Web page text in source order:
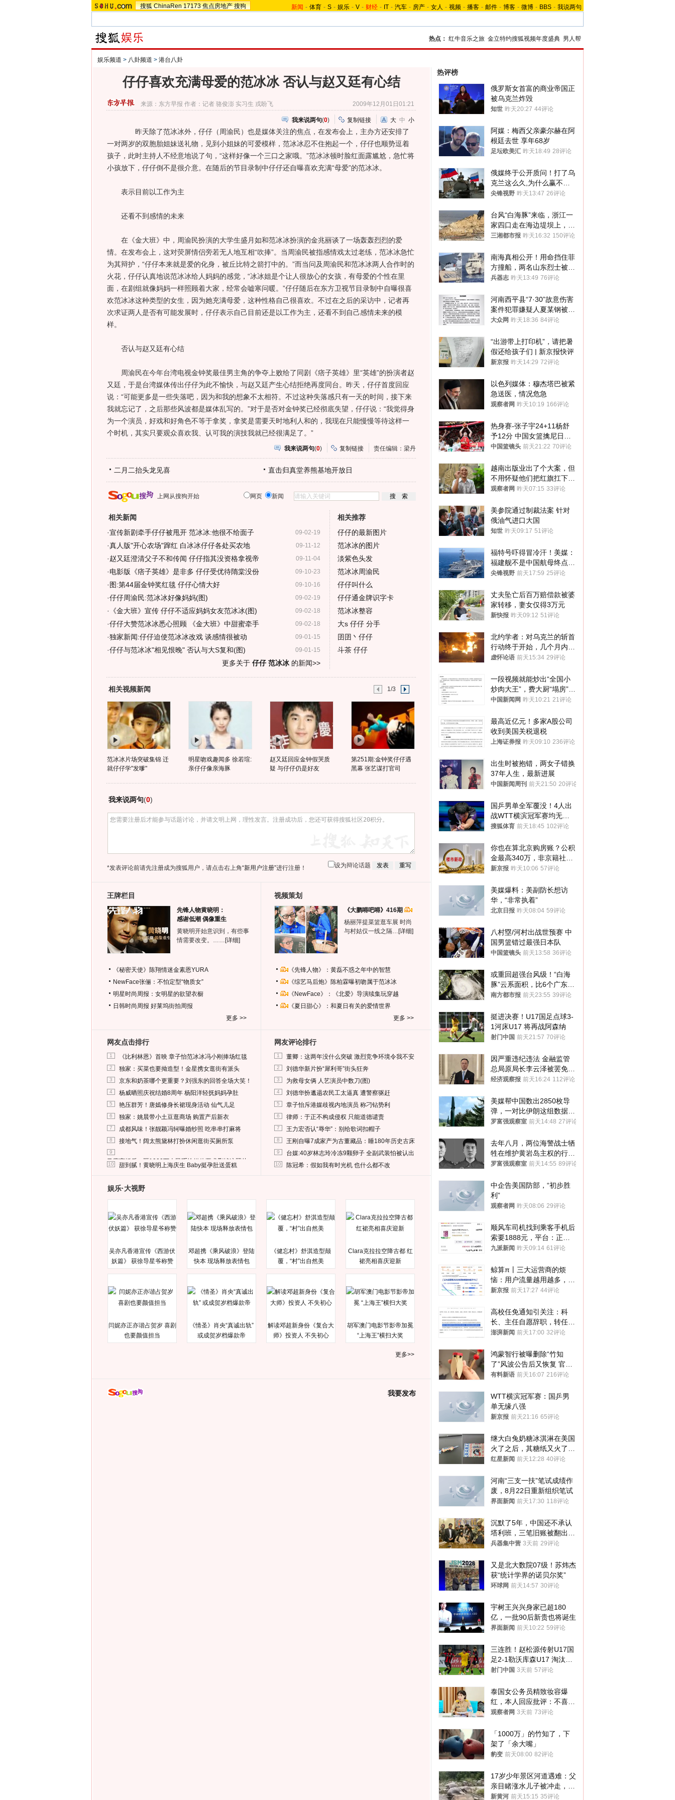
搜狐 ChinaRen 17173 焦点房地产 搜狗 新闻 - 体育 - S - 娱乐 - V - 财经 - IT - 汽车 - 房产 - 女人 - 视频 - 播客 - 邮件 - 博客 - 微博 - BBS - 我说两句
热点： 红牛音乐之旅 金立特约搜狐视频年度盛典 男人帮
娱乐频道 > 八卦频道 > 港台八卦
仔仔喜欢充满母爱的范冰冰 否认与赵又廷有心结
来源： 东方早报 作者：记者 骆俊澎 实习生 戎盼飞 2009年12月01日01:21
我来说两句(0) 复制链接 大 中 小
昨天除了范冰冰外，仔仔（周渝民）也是媒体关注的焦点，在发布会上，主办方还安排了
一对两岁的双胞胎姐妹送礼物，见到小姐妹的可爱模样，范冰冰忍不住抱起一个，仔仔也顺势逗着
孩子，此时主持人不经意地说了句，“这样好像一个三口之家哦。”范冰冰顿时脸红面露尴尬，急忙将
小孩放下，仔仔倒不是很介意。在随后的节目录制中仔仔还自曝喜欢充满“母爱”的范冰冰。
表示目前以工作为主
还看不到感情的未来
在《金大班》中，周渝民扮演的大学生盛月如和范冰冰扮演的金兆丽谈了一场轰轰烈烈的爱
情。在发布会上，这对荧屏情侣旁若无人地互相“吹捧”。当周渝民被指感情戏太过老练，范冰冰急忙
为其辩护，“仔仔本来就是爱的化身，被丘比特之箭打中的。”而当问及周渝民和范冰冰两人合作时的
火花，仔仔认真地说范冰冰给人妈妈的感觉，“冰冰姐是个让人很放心的女孩，有母爱的个性在里
面，在剧组就像妈妈一样照顾着大家，经常会嘘寒问暖。”仔仔随后在东方卫视节目录制中自曝很喜
欢范冰冰这种类型的女生，因为她充满母爱，这种性格自己很喜欢。不过在之后的采访中，记者再
次求证两人是否有可能发展时，仔仔表示自己目前还是以工作为主，还看不到自己感情未来的模
样。
否认与赵又廷有心结
周渝民在今年台湾电视金钟奖最佳男主角的争夺上败给了同剧《痞子英雄》里“英雄”的扮演者赵
又廷，于是台湾媒体传出仔仔为此不愉快，与赵又廷产生心结拒绝再度同台。昨天，仔仔首度回应
说：“可能更多是一些失落吧，因为和我的想象不太相符。不过这种失落感只有一天的时间，接下来
我就忘记了，之后那些风波都是媒体乱写的。”对于是否对金钟奖已经彻底失望，仔仔说：“我觉得身
为一个演员，好戏和好角色不等于拿奖，拿奖是需要天时地利人和的，我现在只能慢慢等待这样一
个时机，其实只要观众喜欢我、认可我的演技我就已经很满足了。”
我来说两句(0) 复制链接 责任编辑：梁丹
二月二抬头龙见喜 直击归真堂养熊基地开放日
上网从搜狗开始 网页 新闻
相关新闻
09-02-19
·宣传新剧牵手仔仔被甩开 范冰冰:他很不给面子
09-11-12
·真人版"开心农场"蹿红 白冰冰仔仔各处买农地
09-11-04
·赵又廷澄清父子不和传闻 仔仔指其没资格拿视帝
09-10-23
·电影版《痞子英雄》是非多 仔仔受优待隋棠没份
09-10-16
· 图:第44届金钟奖红毯 仔仔心情大好
09-02-19
·仔仔周渝民:范冰冰好像妈妈(图)
09-02-18
· 《金大班》宣传 仔仔不适应妈妈女友范冰冰(图)
09-02-18
·仔仔大赞范冰冰悉心照顾 《金大班》中甜蜜牵手
09-01-15
·独家新闻:仔仔迫使范冰冰改戏 谈感情很被动
09-01-15
·仔仔与范冰冰"相见恨晚" 否认与大S复和(图)
更多关于 仔仔 范冰冰的新闻>>
相关推荐
仔仔的最新图片
范冰冰的图片
淡紫色头发
范冰冰周渝民
仔仔叫什么
仔仔通金牌识字卡
范冰冰整容
大s 仔仔 分手
囝囝丶仔仔
斗茶 仔仔
相关视频新闻 1/3
范冰冰片场突破集锦 迁
就仔仔学"发嗲"
明星吻戏趣闻多 徐若瑄:
亲仔仔像亲海豚
赵又廷回应金钟假哭质
疑 与仔仔仍是好友
第251期:金钟奖仔仔遇
黑幕 张艺谋打官司
我来说两句(0)
*发表评论前请先注册成为搜狐用户，请点击右上角“新用户注册”进行注册！ 设为辩论话题
王牌栏目
先锋人物黄晓明：
感谢低潮 偶像重生
黄晓明开始意识到，有些事
情需要改变。…… [详细]
《秘密天使》陈翔情迷金素恩YURA
NewFace张俪：不怕定型“物质女”
明星时尚周报：女明星的欲望衣橱
日韩时尚周报 好莱坞街拍周报
更多 >>
视频策划
《大鹏嘚吧嘚》416期
杨丽萍提菜篮逛车展 时尚
与村姑仅一线之隔… [详细]
《先锋人物》：黄磊不惑之年中的智慧
《综艺马后炮》陈柏霖曝初吻属于范冰冰
《NewFace》：《北爱》导演续集玩穿越
《夏日甜心》：和夏日有关的爱情世界
更多 >>
网友点击排行
1 《比利林恩》首映 章子怡范冰冰冯小刚捧场红毯
2 独家：买菜也要拗造型！金星携女逛街有派头
3 京东和奶茶哪个更重要？刘强东的回答全场大笑！
4 杨威晒照庆祝结婚8周年 杨阳洋轻抚妈妈孕肚
5 艳压群芳！唐嫣修身长裙现身活动 仙气儿足
6 独家：姚晨带小土豆逛商场 购置产后新衣
7 成都风味！张靓颖冯轲曝婚纱照 吃串串打麻将
8 接地气！阔太熊黛林打扮休闲逛街买厕所泵
9
马蓉离婚后，砸1000万人民币给媒体要求删掉这照片
10 甜到腻！黄晓明上海庆生 Baby挺孕肚送蛋糕
网友评论排行
1 董卿：这两年没什么突破 激烈竞争环境令我不安
2 刘德华新片扮“犀利哥”街头狂奔
3 为救母女俩 人艺演员中数刀(图)
4 刘德华扮邋遢农民工太逼真 遭警察驱赶
5 章子怡斥港媒歧视内地演员 称刁钻势利
6 律师：于正不构成侵权 只能道德谴责
7 王力宏否认“辱华”：别给歌词扣帽子
8 王刚自曝7成家产为古董藏品：睡180年历史古床
9 台媒:40岁林志玲冷冻9颗卵子 全副武装怕被认出
10 陈冠希：假如我有时光机 也什么都不改
娱乐·大视野
吴亦凡香港宣传《西游伏
妖篇》 获徐导星爷称赞
邓超携《乘风破浪》登陆
快本 现场释放表情包
《健忘村》舒淇造型颠
覆，“村”出自然美
Clara克拉拉空降古都 红
裙亮相喜庆迎新
闫妮亦正亦谐占贺岁 喜剧
也要颜值担当
《情圣》肖央“真诚出轨”
或成贺岁档爆款帝
解读邓超新身份《复合大
师》投资人 不失初心
胡军澳门电影节影帝加冕
“上海王”横扫大奖
更多>>
我要发布
热评榜
俄罗斯女首富的商业帝国正
被乌克兰炸毁
知世 昨天20:27 44评论
阿媒：梅西父亲豪尔赫在阿
根廷去世 享年68岁
足坛欧美汇 昨天18:49 28评论
俄媒终于公开质问！打了乌
克兰这么久,为什么赢不了?
答案令人沉默
尖锋视野 昨天13:47 26评论
台风“白海豚”来临，浙江一
家四口走在海边堤坝上，其
中9岁男孩被巨浪卷入海
三湘都市报 昨天16:32 150评论
南海真相公开！用命挡住菲
方撞船，两名山东烈士被授
武警最高荣誉
兵器志 昨天13:49 76评论
河南西平县“7·30”故意伤害
案件犯罪嫌疑人夏某钢被抓
获
大众网 昨天18:36 84评论
“出游带上打印机”，请把暑
假还给孩子们 | 新京报快评
新京报 昨天14:29 72评论
以色列媒体：穆杰塔巴被紧
急送医，情况危急
观察者网 昨天10:19 166评论
热身赛-张子宇24+11杨舒
予12分 中国女篮擒尼日利
亚
中国篮镜头 前天21:22 70评论
越南出版业出了个大案，但
不用怀疑他们把红旗扛下去
的决心
观察者网 昨天07:15 33评论
美参院通过制裁法案 针对
俄油气进口大国
知世 昨天09:17 51评论
福特号吓得冒冷汗！美媒：
福建舰不是中国航母终点，
而是新起点！
尖锋视野 前天17:59 25评论
丈夫坠亡后百万赔偿款被婆
家转移，妻女仅得3万元
新快报 昨天09:12 51评论
北约学者：对乌克兰的斩首
行动终于开始，几个月内乌
将投降
虚怀论语 前天15:34 29评论
一段视频就能炒出“全国小
炒肉大王”，费大厨“塌房”了
吗？
中国新闻网 昨天10:21 21评论
最高近亿元！多家A股公司
收到美国关税退税
上海证券报 昨天09:10 236评论
出生时被抱错，两女子错换
37年人生，最新进展
中国新闻周刊 前天21:50 20评论
国乒男单全军覆没！4人出
战WTT横滨冠军赛均无缘
八强
搜狐体育 前天18:45 102评论
你也在算北京购房账？公积
金最高340万，非京籍社保
1年
新京报 昨天10:06 57评论
美媒爆料：美副防长想访
华，“非常执着”
北京日报 昨天08:04 59评论
八村塁/河村出战世预赛 中
国男篮错过最强日本队
中国篮镜头 前天13:58 36评论
或重回超强台风级！“白海
豚”云系面积，比6个广东还
大！深圳官方：注意这件事
南方都市报 前天23:55 39评论
挺进决赛！U17国足点球3-
1河床U17 将再战阿森纳
射门中国 前天21:57 70评论
因严重违纪违法 金融监管
总局原局长李云泽被罢免全
国人大代表
经济观察报 前天16:24 112评论
美媒帮中国数出2850枚导
弹，一对比伊朗这组数据，
发现出大事了
罗富强观察室 前天14:48 27评论
去年八月，两位海警战士牺
牲在维护黄岩岛主权的行动
中
罗富强观察室 前天14:55 89评论
中企告美国防部，“初步胜
利”
观察者网 昨天08:06 29评论
顺风车司机找到乘客手机后
索要1888元，平台：正和
司机沟通协商
九派新闻 昨天09:14 61评论
鲸算π丨三大运营商的烦
恼：用户流量越用越多，收
入却越来越少
新京报 前天17:27 44评论
高校任免通知引关注：科
长、主任自愿辞职，转任思
政辅导员
澎湃新闻 前天17:00 32评论
鸿蒙智行被曝删除“竹知
了”风波公告后又恢复 官媒
曾力挺：劝华为要大度的，
有料新语 前天16:07 216评论
WTT横滨冠军赛：国乒男
单无缘八强
新京报 前天21:16 65评论
继大白兔奶糖冰淇淋在美国
火了之后，其糖纸又火了！
海外博主盛赞：平面设计经
红星新闻 前天12:28 40评论
河南“三支一扶”笔试成绩作
废，8月22日重新组织笔试
界面新闻 前天17:30 118评论
沉默了5年，中国还不承认
塔利班，三笔旧账被翻出，
最大风险出现
兵器集中营 3天前 29评论
又是北大数院07级！苏炜杰
获“统计学界的诺贝尔奖”
环球网 前天14:57 30评论
宇树王兴兴身家已超180
亿，一批90后新贵也将诞生
界面新闻 前天10:22 59评论
三连胜！赵松源传射U17国
足2-1勒沃库森U17 淘汰赛
将战河床
射门中国 3天前 57评论
泰国女公务员精致妆容爆
红，本人回应批评：不喜欢
就别看
观察者网 3天前 73评论
「1000万」的竹知了，下
架了「余大嘴」
豹变 前天08:00 82评论
17岁少年景区河道遇难：父
亲目睹涨水儿子被冲走，当
地排除上游泄洪，家属盼厘
新黄河 前天15:15 35评论